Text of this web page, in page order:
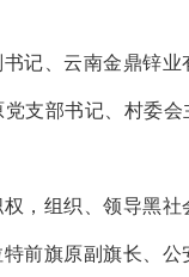
记、云南金鼎锌
支部书记、村委
，组织、领导黑
前旗原副旗长、